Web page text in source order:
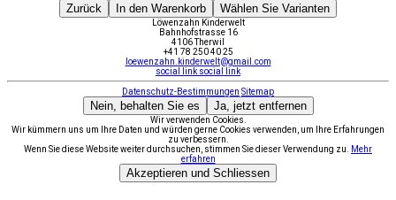
Zurück In den Warenkorb Wählen Sie Varianten
Löwenzahn Kinderwelt
Bahnhofstrasse 16
4106 Therwil
+41 78 250 40 25
loewenzahn.kinderwelt@gmail.com
social link social link
Datenschutz-Bestimmungen Sitemap
Nein, behalten Sie es Ja, jetzt entfernen
Wir verwenden Cookies.
Wir kümmern uns um Ihre Daten und würden gerne Cookies verwenden, um Ihre Erfahrungen
zu verbessern.
Wenn Sie diese Website weiter durchsuchen, stimmen Sie dieser Verwendung zu.
Mehr
erfahren
Akzeptieren und Schliessen